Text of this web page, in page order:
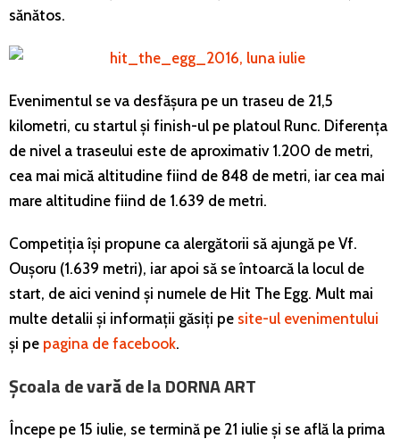
sănătos.
Evenimentul se va desfășura pe un traseu de 21,5
kilometri, cu startul și finish-ul pe platoul Runc. Diferența
de nivel a traseului este de aproximativ 1.200 de metri,
cea mai mică altitudine fiind de 848 de metri, iar cea mai
mare altitudine fiind de 1.639 de metri.
Competiția își propune ca alergătorii să ajungă pe Vf.
Oușoru (1.639 metri), iar apoi să se întoarcă la locul de
start, de aici venind și numele de Hit The Egg. Mult mai
multe detalii și informații găsiți pe site-ul evenimentului
și pe pagina de facebook.
Școala de vară de la DORNA ART
Începe pe 15 iulie, se termină pe 21 iulie și se află la prima